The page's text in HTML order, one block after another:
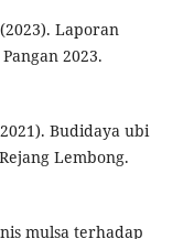
Laporan
2023.
Budidaya ubi
Lembong.
mulsa terhadap